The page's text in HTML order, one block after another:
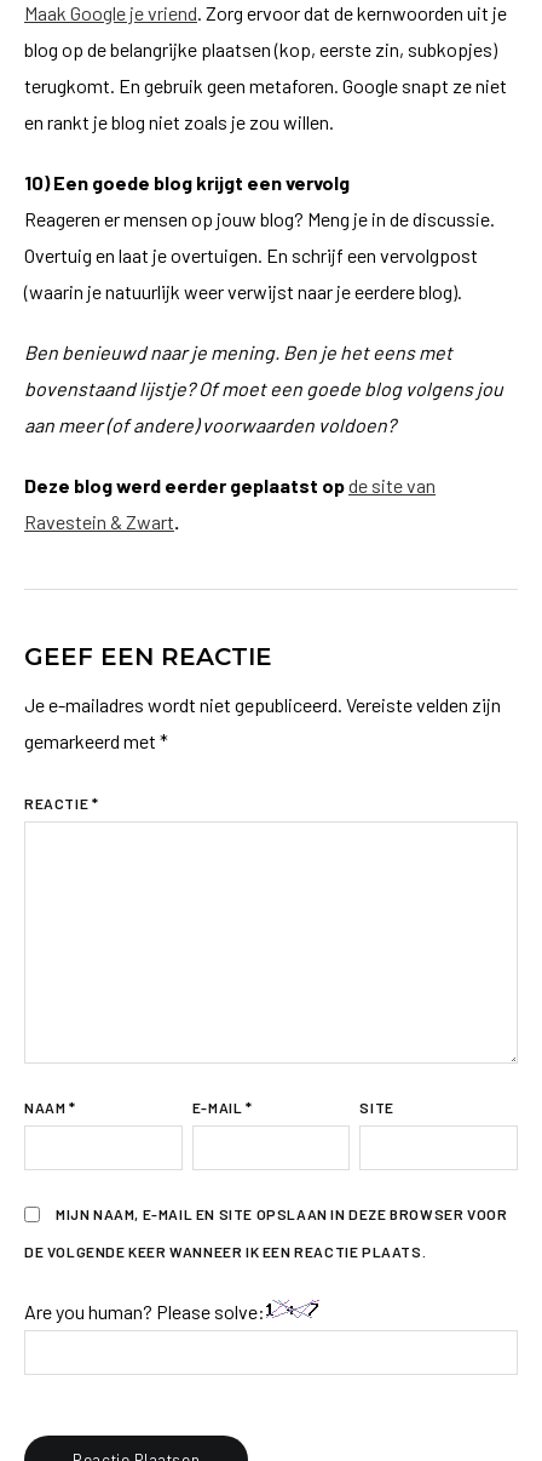
Maak Google je vriend. Zorg ervoor dat de kernwoorden uit je
blog op de belangrijke plaatsen (kop, eerste zin, subkopjes)
terugkomt. En gebruik geen metaforen. Google snapt ze niet
en rankt je blog niet zoals je zou willen.
10) Een goede blog krijgt een vervolg
Reageren er mensen op jouw blog? Meng je in de discussie.
Overtuig en laat je overtuigen. En schrijf een vervolgpost
(waarin je natuurlijk weer verwijst naar je eerdere blog).
Ben benieuwd naar je mening. Ben je het eens met
bovenstaand lijstje? Of moet een goede blog volgens jou
aan meer (of andere) voorwaarden voldoen?
Deze blog werd eerder geplaatst opde site van
Ravestein & Zwart.
GEEF EEN REACTIE
Je e-mailadres wordt niet gepubliceerd. Vereiste velden zijn
gemarkeerd met *
REACTIE *
NAAM * E-MAIL * SITE
MIJN NAAM, E-MAIL EN SITE OPSLAAN IN DEZE BROWSER VOOR
DE VOLGENDE KEER WANNEER IK EEN REACTIE PLAATS.
Are you human? Please solve: